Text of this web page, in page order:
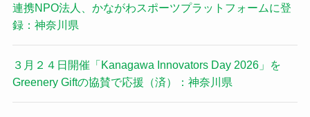
連携NPO法人、かながわスポーツプラットフォームに登
録：神奈川県
３月２４日開催「Kanagawa Innovators Day 2026」を
Greenery Giftの協賛で応援（済）：神奈川県